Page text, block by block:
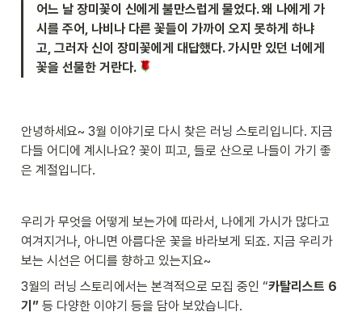
어느 날 장미꽃이 신에게 불만스럽게 물었다. 왜 나에게 가
시를 주어, 나비나 다른 꽃들이 가까이 오지 못하게 하냐
고, 그러자 신이 장미꽃에게 대답했다. 가시만 있던 너에게
꽃을 선물한 거란다.
안녕하세요~ 3월 이야기로 다시 찾은 러닝 스토리입니다. 지금
다들 어디에 계시나요? 꽃이 피고, 들로 산으로 나들이 가기 좋
은 계절입니다.
우리가 무엇을 어떻게 보는가에 따라서, 나에게 가시가 많다고
여겨지거나, 아니면 아름다운 꽃을 바라보게 되죠. 지금 우리가
보는 시선은 어디를 향하고 있는지요~
3월의 러닝 스토리에서는 본격적으로 모집 중인 “카탈리스트 6
기” 등 다양한 이야기 등을 담아 보았습니다.